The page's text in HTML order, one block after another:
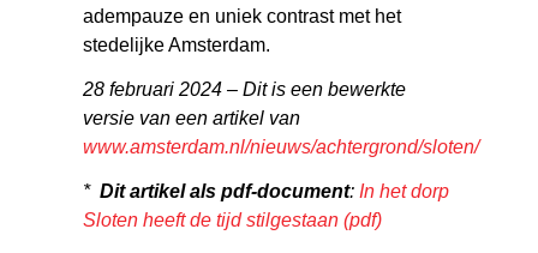
adempauze en uniek contrast met het
stedelijke Amsterdam.
28 februari 2024 – Dit is een bewerkte
versie van een artikel van
www.amsterdam.nl/nieuws/achtergrond/sloten/
*Dit artikel als pdf-document:In het dorp
Sloten heeft de tijd stilgestaan (pdf)